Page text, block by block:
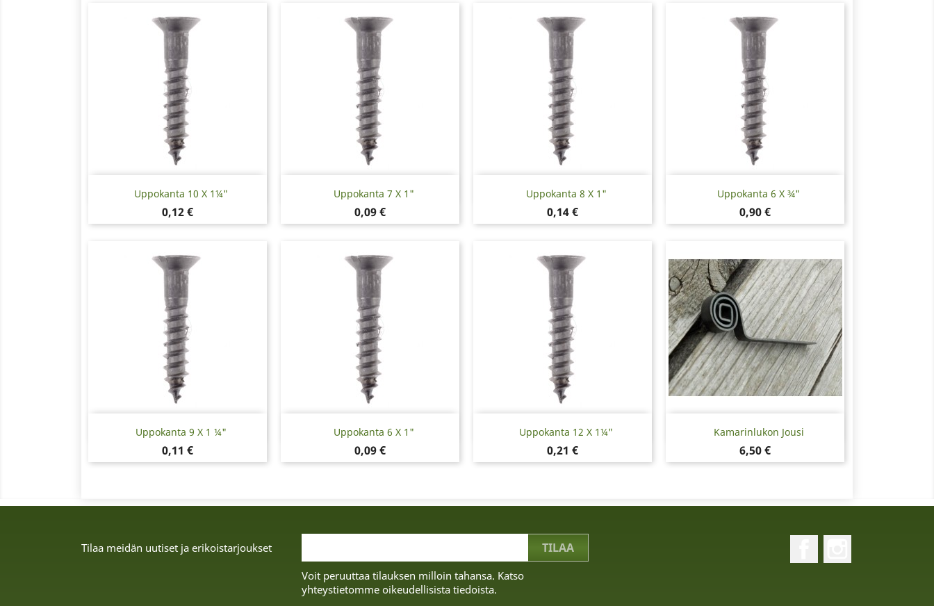
Uppokanta 10 X 1¼"
Hinta
0,12 €
Pikakatselu Uppokanta 7 X 1"
Hinta
0,09 €
Pikakatselu Uppokanta 8 X 1"
Hinta
0,14 €
Pikakatselu Uppokanta 6 X ¾"
Hinta
0,90 €
Pikakatselu
Uppokanta 9 X 1 ¼"
Hinta
0,11 €
Pikakatselu Uppokanta 6 X 1"
Hinta
0,09 €
Pikakatselu Uppokanta 12 X 1¼"
Hinta
0,21 €
Pikakatselu Kamarinlukon Jousi
Hinta
6,50 €
Pikakatselu
Tilaa meidän uutiset ja erikoistarjoukset
Voit peruuttaa tilauksen milloin tahansa. Katso
yhteystietomme oikeudellisista tiedoista.